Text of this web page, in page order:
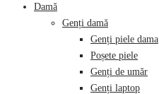
Damă
Genți damă
Genți piele dama
Poșete piele
Genți de umăr
Genți laptop